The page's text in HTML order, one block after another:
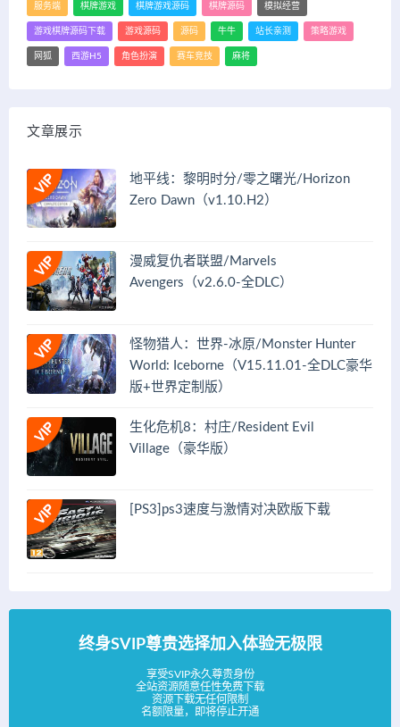
服务端 棋牌游戏 棋牌游戏源码 棋牌源码 模拟经营
游戏棋牌源码下载 游戏源码 源码 牛牛 站长亲测 策略游戏
网狐 西游H5 角色扮演 赛车竞技 麻将
文章展示
地平线：黎明时分/零之曙光/Horizon
Zero Dawn（v1.10.H2）
漫威复仇者联盟/Marvels
Avengers（v2.6.0-全DLC）
怪物猎人：世界-冰原/Monster Hunter
World: Iceborne（V15.11.01-全DLC豪华
版+世界定制版）
生化危机8：村庄/Resident Evil
Village（豪华版）
[PS3]ps3速度与激情对决欧版下载
终身SVIP尊贵选择加入体验无极限
享受SVIP永久尊贵身份
全站资源随意任性免费下载
资源下载无任何限制
名额限量，即将停止开通